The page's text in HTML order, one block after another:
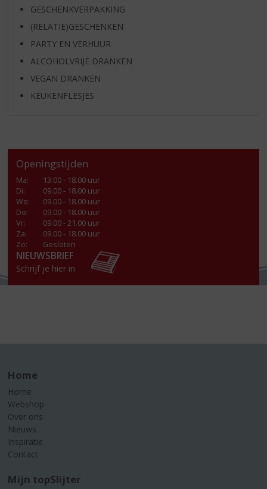
GESCHENKVERPAKKING
(RELATIE)GESCHENKEN
PARTY EN VERHUUR
ALCOHOLVRIJE DRANKEN
VEGAN DRANKEN
KEUKENFLESJES
Openingstijden
Ma:
13:00 - 18.00 uur
Di:
09.00 - 18.00 uur
Wo:
09.00 - 18.00 uur
Do:
09.00 - 18.00 uur
Vr:
09.00 - 21.00 uur
Za:
09.00 - 18.00 uur
Zo:
Gesloten
NIEUWSBRIEF
Schrijf je hier in
Home
Home
Webshop
Over ons
Nieuws
Inspiratie
Contact
Mijn topSlijter